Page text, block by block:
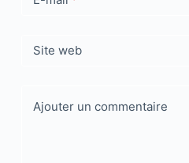
Site web
Ajouter un commentaire